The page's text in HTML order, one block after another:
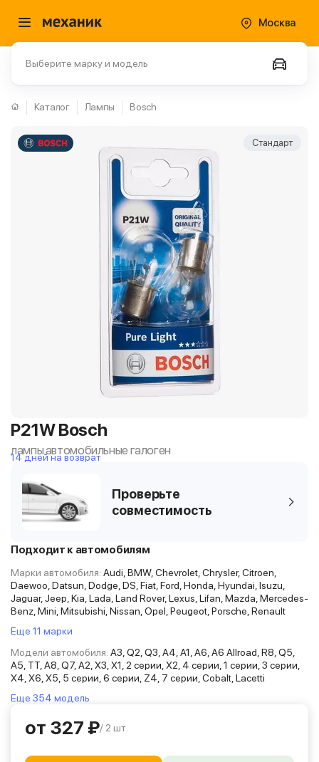
Москва
Выберите марку и модель
Каталог Лампы Bosch
Стандарт
P21W Bosch
лампы автомобильные галоген
14 дней на возврат
Проверьте
совместимость
Подходит к автомобилям
Марки автомобиля: Audi, BMW, Chevrolet, Chrysler, Citroen,
Daewoo, Datsun, Dodge, DS, Fiat, Ford, Honda, Hyundai, Isuzu,
Jaguar, Jeep, Kia, Lada, Land Rover, Lexus, Lifan, Mazda, Mercedes-
Benz, Mini, Mitsubishi, Nissan, Opel, Peugeot, Porsche, Renault
Еще 11 марки
Модели автомобиля: A3, Q2, Q3, A4, A1, A6, A6 Allroad, R8, Q5,
A5, TT, A8, Q7, A2, X3, X1, 2 серии, X2, 4 серии, 1 серии, 3 серии,
X4, X6, X5, 5 серии, 6 серии, Z4, 7 серии, Cobalt, Lacetti
Еще 354 модель
от 327 ₽/ 2 шт.